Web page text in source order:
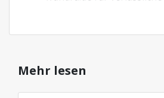
Mehr lesen